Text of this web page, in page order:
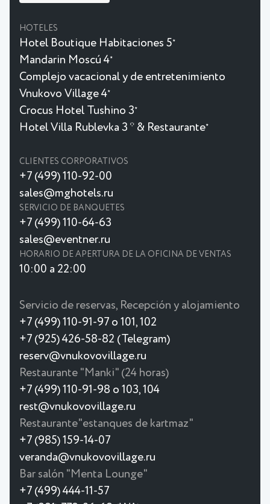
HOTELES
Hotel Boutique Habitaciones 5★
Mandarin Moscú 4★
Complejo vacacional y de entretenimiento
Vnukovo Village 4★
Crocus Hotel Tushino 3★
Hotel Villa Rublevka 3 * & Restaurante★
CLIENTES CORPORATIVOS
+7 (499) 110-92-00
sales@mghotels.ru
SERVICIO DE BANQUETES
+7 (499) 110-64-63
sales@eventner.ru
HORARIO DE APERTURA DE LA OFICINA DE VENTAS
10:00 a 22:00
Servicio de reservas, Recepción y alojamiento
+7 (499) 110-91-97 o 101, 102
+7 (925) 426-58-82 (Telegram)
reserv@vnukovovillage.ru
Restaurante "Manki" (24 horas)
+7 (499) 110-91-98 o 103, 104
rest@vnukovovillage.ru
Restaurante"estanques de kartmaz"
+7 (985) 159-14-07
veranda@vnukovovillage.ru
Bar salón "Menta Lounge"
+7 (499) 444-11-57